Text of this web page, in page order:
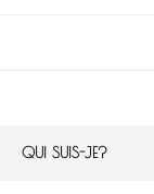
QUI SUIS-JE?